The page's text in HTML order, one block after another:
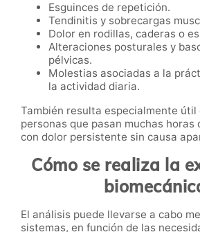
Esguinces de repetición.
Tendinitis y sobrecargas
Dolor en rodillas, caderas o
Alteraciones posturales y
pélvicas.
Molestias asociadas a la
la actividad diaria.
También resulta especialmente
personas que pasan muchas horas
con dolor persistente sin causa
Cómo se realiza la
El análisis puede llevarse a cabo
sistemas, en función de las